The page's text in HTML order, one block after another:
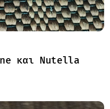
και Nutella